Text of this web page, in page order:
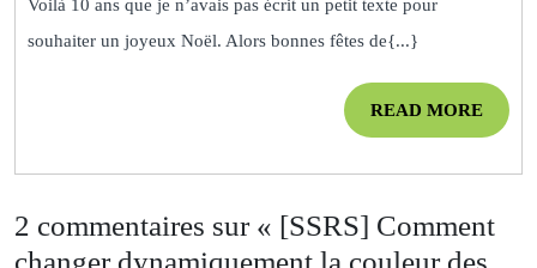
bonnes
Voilà 10 ans que je n’avais pas écrit un petit texte pour
souhaiter un joyeux Noël. Alors bonnes fêtes de{...}
READ MOREREAD
MORE
2 commentaires sur « [SSRS] Comment
changer dynamiquement la couleur des